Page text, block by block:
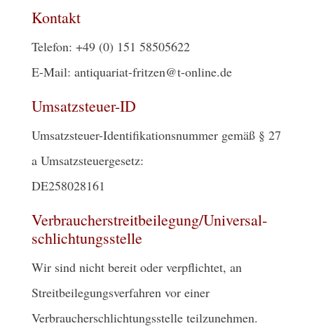
Kontakt
Telefon: +49 (0) 151 58505622
E-Mail: antiquariat-fritzen@t-online.de
Umsatzsteuer-ID
Umsatzsteuer-Identifikationsnummer gemäß § 27
a Umsatzsteuergesetz:
DE258028161
Verbraucher­streit­beilegung/Universal­
schlichtungs­stelle
Wir sind nicht bereit oder verpflichtet, an
Streitbeilegungsverfahren vor einer
Verbraucherschlichtungsstelle teilzunehmen.